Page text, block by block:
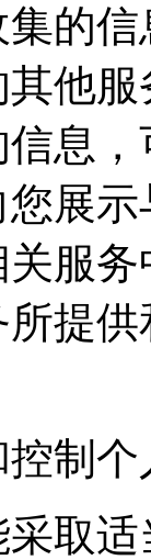
的
他
息
展
服
提
制
取